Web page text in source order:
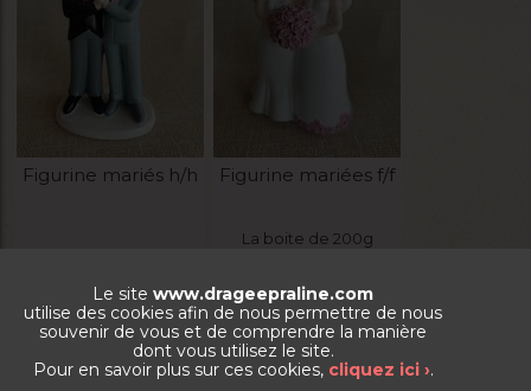
Figurine mariés h/h
5,00€
VOIR LE PRODUIT
Figurine mariées f/f
La boite de 200g
5,00€
VOIR LE PRODUIT
Le site www.drageepraline.com
utilise des cookies afin de nous permettre de nous
souvenir de vous et de comprendre la manière
dont vous utilisez le site.
Pour en savoir plus sur ces cookies, cliquez ici ›.